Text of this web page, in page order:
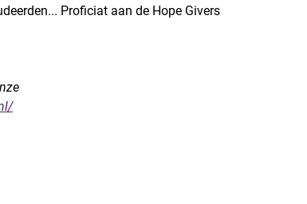
Proficiat aan de Hope Givers